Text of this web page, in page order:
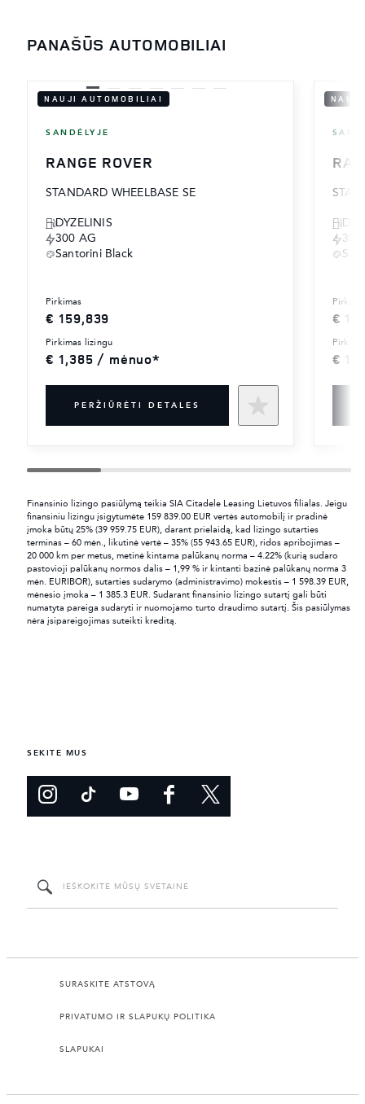
PANAŠŪS AUTOMOBILIAI
NAUJI AUTOMOBILIAI
SANDĖLYJE
RANGE ROVER
STANDARD WHEELBASE SE
DYZELINIS
300 AG
Santorini Black
pirkimas
€ 159,839
pirkimas lizingu
€ 1,385 / mėnuo*
PERŽIŪRĖTI DETALES
300
€
€
Finansinio lizingo pasiūlymą teikia SIA Citadele Leasing Lietuvos filialas. Jeigu
finansiniu lizingu įsigytumėte 159 839.00 EUR vertės automobilį ir pradinė
įmoka būtų 25% (39 959.75 EUR), darant prielaidą, kad lizingo sutarties
terminas – 60 mėn., likutinė vertė – 35% (55 943.65 EUR), ridos apribojimas –
20 000 km per metus, metinė kintama palūkanų norma – 4.22% (kurią sudaro
pastovioji palūkanų normos dalis – 1,99 % ir kintanti bazinė palūkanų norma 3
mėn. EURIBOR), sutarties sudarymo (administravimo) mokestis – 1 598.39 EUR,
mėnesio įmoka – 1 385.3 EUR. Sudarant finansinio lizingo sutartį gali būti
numatyta pareiga sudaryti ir nuomojamo turto draudimo sutartį. Šis pasiūlymas
nėra įsipareigojimas suteikti kreditą.
SEKITE MUS
SURASKITE ATSTOVĄ
PRIVATUMO IR SLAPUKŲ POLITIKA
SLAPUKAI